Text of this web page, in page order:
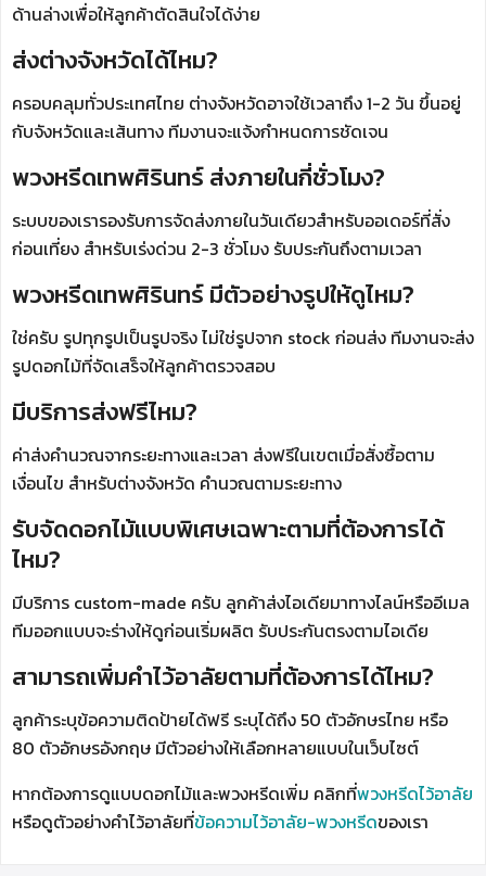
ด้านล่างเพื่อให้ลูกค้าตัดสินใจได้ง่าย
ส่งต่างจังหวัดได้ไหม?
ครอบคลุมทั่วประเทศไทย ต่างจังหวัดอาจใช้เวลาถึง 1-2 วัน ขึ้นอยู่
กับจังหวัดและเส้นทาง ทีมงานจะแจ้งกำหนดการชัดเจน
พวงหรีดเทพศิรินทร์ ส่งภายในกี่ชั่วโมง?
ระบบของเรารองรับการจัดส่งภายในวันเดียวสำหรับออเดอร์ที่สั่ง
ก่อนเที่ยง สำหรับเร่งด่วน 2-3 ชั่วโมง รับประกันถึงตามเวลา
พวงหรีดเทพศิรินทร์ มีตัวอย่างรูปให้ดูไหม?
ใช่ครับ รูปทุกรูปเป็นรูปจริง ไม่ใช่รูปจาก stock ก่อนส่ง ทีมงานจะส่ง
รูปดอกไม้ที่จัดเสร็จให้ลูกค้าตรวจสอบ
มีบริการส่งฟรีไหม?
ค่าส่งคำนวณจากระยะทางและเวลา ส่งฟรีในเขตเมื่อสั่งซื้อตาม
เงื่อนไข สำหรับต่างจังหวัด คำนวณตามระยะทาง
รับจัดดอกไม้แบบพิเศษเฉพาะตามที่ต้องการได้
ไหม?
มีบริการ custom-made ครับ ลูกค้าส่งไอเดียมาทางไลน์หรืออีเมล
ทีมออกแบบจะร่างให้ดูก่อนเริ่มผลิต รับประกันตรงตามไอเดีย
สามารถเพิ่มคำไว้อาลัยตามที่ต้องการได้ไหม?
ลูกค้าระบุข้อความติดป้ายได้ฟรี ระบุได้ถึง 50 ตัวอักษรไทย หรือ
80 ตัวอักษรอังกฤษ มีตัวอย่างให้เลือกหลายแบบในเว็บไซต์
หากต้องการดูแบบดอกไม้และพวงหรีดเพิ่ม คลิกที่พวงหรีดไว้อาลัย
หรือดูตัวอย่างคำไว้อาลัยที่ข้อความไว้อาลัย-พวงหรีดของเรา